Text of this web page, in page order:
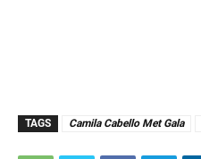
TAGS Camila Cabello Met Gala